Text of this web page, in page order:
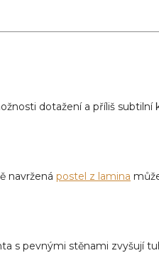
dotažení a příliš subtilní
navržená postel z lamina
s pevnými stěnami zvyšují